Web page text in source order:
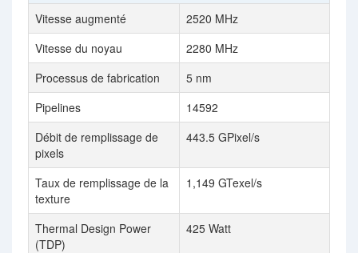
Vitesse augmenté
2520 MHz
Vitesse du noyau
2280 MHz
Processus de fabrication
5 nm
Pipelines
14592
Débit de remplissage de
pixels
443.5 GPixel/s
Taux de remplissage de la
texture
1,149 GTexel/s
Thermal Design Power
(TDP)
425 Watt